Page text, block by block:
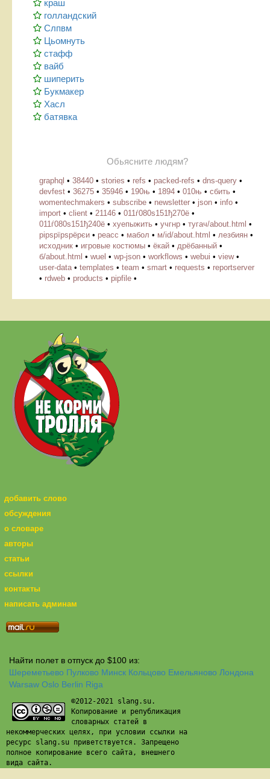
краш
голландский
Слпвм
Цьомнуть
стафф
вайб
шиперить
Букмакер
Хасл
батявка
Обьясните людям?
graphql • 38440 • stories • refs • packed-refs • dns-query •
devfest • 36275 • 35946 • 190њ • 1894 • 010њ • сбить •
womentechmakers • subscribe • newsletter • json • info •
import • client • 21146 • 011ѓ080ѕ151ђ270ё •
011ѓ080ѕ151ђ240ё • хуепыжить • учгнр • тугач/about.html •
рірѕрїрѕрёрєи • реасс • мабол • м/id/about.html • лезбиян •
исходник • игровые костюмы • ёкай • дрёбанный •
б/about.html • wuel • wp-json • workflows • webui • view•
user-data • templates • team • smart • requests • reportserver
• rdweb • products • pipfile •
добавить слово
обсуждения
о словаре
авторы
статьи
ссылки
контакты
написать админам
Найти полет в отпуск до $100 из:
Шереметьево Пулково Минск Кольцово Емельяново Лондона
Warsaw Oslo Berlin Riga
©2012-2021 slang.su.
Копирование и републикация
словарных статей в
некоммерческих целях, при условии ссылки на
ресурс slang.su приветствуется. Запрещено
полное копирование всего сайта, внешнего
вида сайта.